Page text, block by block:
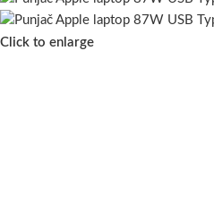
Click to enlarge